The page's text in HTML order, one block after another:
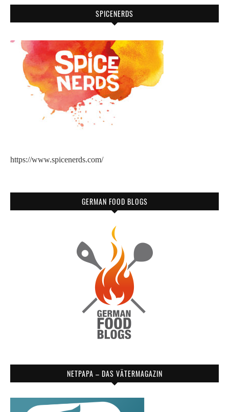
SPICENERDS
https://www.spicenerds.com/
GERMAN FOOD BLOGS
NETPAPA – DAS VÄTERMAGAZIN